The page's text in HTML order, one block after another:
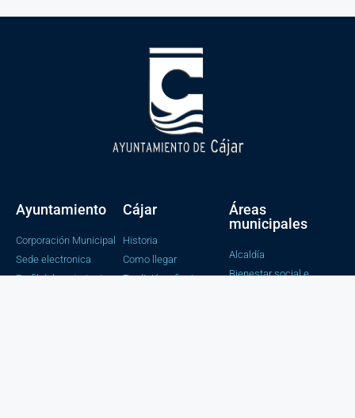
Ayuntamiento
Corporación Municipal
Sede electronica
Perfil del contratante
Cájar
Historia
Como llegar
Tradición y fiestas
Áreas
municipales
Alcaldía
Bienestar social e